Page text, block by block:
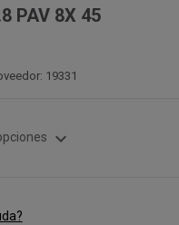
PAV 8X 45
19331
expand_more